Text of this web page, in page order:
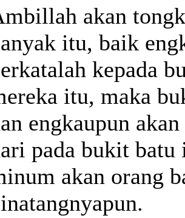
akan
itu, baik
kepada
itu, maka
engkaupun
pada bukit batu
akan orang